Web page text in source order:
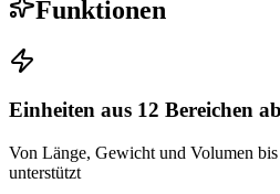
Funktionen
Einheiten aus 12 Bereichen
Von Länge, Gewicht und Volumen
unterstützt